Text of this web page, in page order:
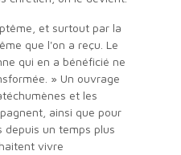
que l'on a reçu. Le
qui en a bénéficié ne
» Un ouvrage
et les
ainsi que pour
depuis un temps plus
vivre